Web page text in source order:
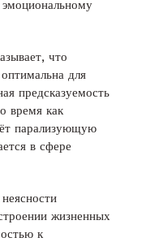
что
для
предсказуемость
время как
парализующую
в сфере
жизненных
к